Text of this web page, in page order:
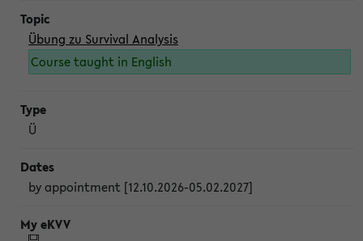
Übung zu Survival Analysis
Course taught in English
Ü
by appointment [12.10.2026-05.02.2027]